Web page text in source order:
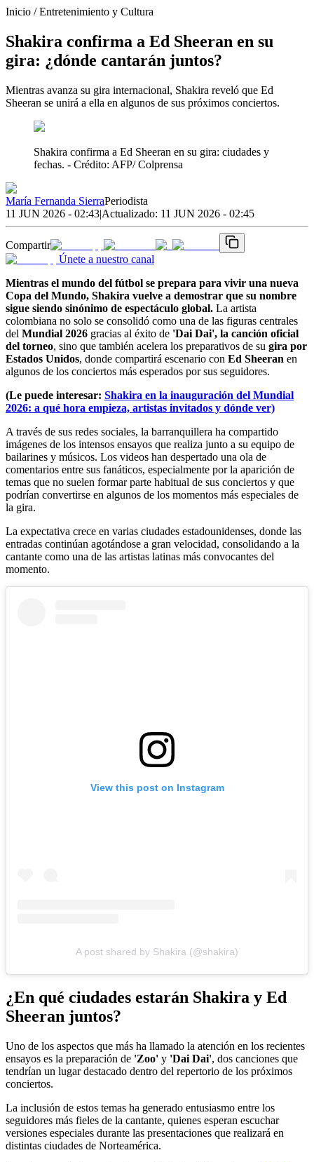
Inicio /Entretenimiento y Cultura
Shakira confirma a Ed Sheeran en su
gira: ¿dónde cantarán juntos?
Mientras avanza su gira internacional, Shakira reveló que Ed
Sheeran se unirá a ella en algunos de sus próximos conciertos.
Shakira confirma a Ed Sheeran en su gira: ciudades y
fechas. - Crédito: AFP/ Colprensa
María Fernanda SierraPeriodista
11 JUN 2026 - 02:43|Actualizado: 11 JUN 2026 - 02:45
Compartir
Únete a nuestro canal
Mientras el mundo del fútbol se prepara para vivir una nueva
Copa del Mundo, Shakira vuelve a demostrar que su nombre
sigue siendo sinónimo de espectáculo global. La artista
colombiana no solo se consolidó como una de las figuras centrales
del Mundial 2026 gracias al éxito de 'Dai Dai', la canción oficial
del torneo, sino que también acelera los preparativos de su gira por
Estados Unidos, donde compartirá escenario con Ed Sheeran en
algunos de los conciertos más esperados por sus seguidores.
(Le puede interesar: Shakira en la inauguración del Mundial
2026: a qué hora empieza, artistas invitados y dónde ver)
A través de sus redes sociales, la barranquillera ha compartido
imágenes de los intensos ensayos que realiza junto a su equipo de
bailarines y músicos. Los videos han despertado una ola de
comentarios entre sus fanáticos, especialmente por la aparición de
temas que no suelen formar parte habitual de sus conciertos y que
podrían convertirse en algunos de los momentos más especiales de
la gira.
La expectativa crece en varias ciudades estadounidenses, donde las
entradas continúan agotándose a gran velocidad, consolidando a la
cantante como una de las artistas latinas más convocantes del
momento.
View this post on Instagram
A post shared by Shakira (@shakira)
¿En qué ciudades estarán Shakira y Ed
Sheeran juntos?
Uno de los aspectos que más ha llamado la atención en los recientes
ensayos es la preparación de 'Zoo' y 'Dai Dai', dos canciones que
tendrían un lugar destacado dentro del repertorio de los próximos
conciertos.
La inclusión de estos temas ha generado entusiasmo entre los
seguidores más fieles de la cantante, quienes esperan escuchar
versiones especiales durante las presentaciones que realizará en
distintas ciudades de Norteamérica.